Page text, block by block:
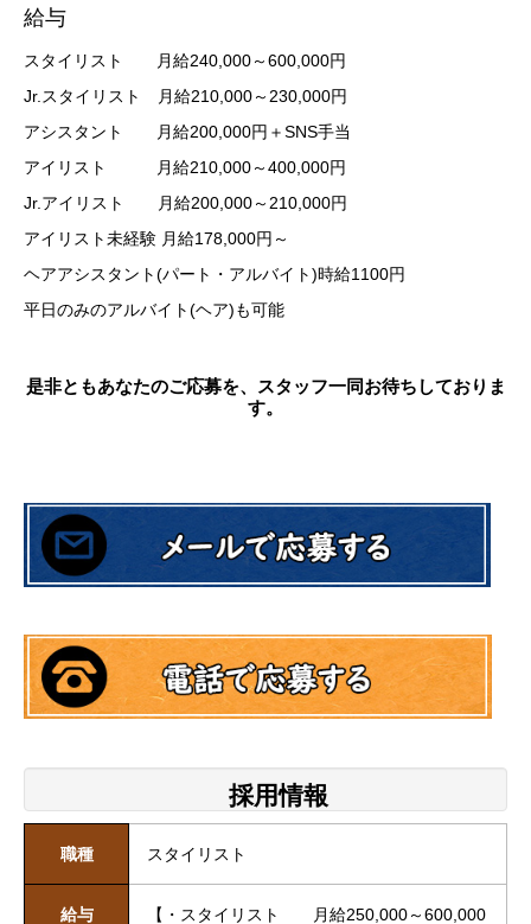
給与
スタイリスト 月給240,000～600,000円
Jr.スタイリスト 月給210,000～230,000円
アシスタント 月給200,000円＋SNS手当
アイリスト 月給210,000～400,000円
Jr.アイリスト 月給200,000～210,000円
アイリスト未経験 月給178,000円～
ヘアアシスタント(パート・アルバイト)時給1100円
平日のみのアルバイト(ヘア)も可能
是非ともあなたのご応募を、スタッフ一同お待ちしておりま
す。
採用情報
職種 スタイリスト
給与 【・スタイリスト 月給250,000～600,000